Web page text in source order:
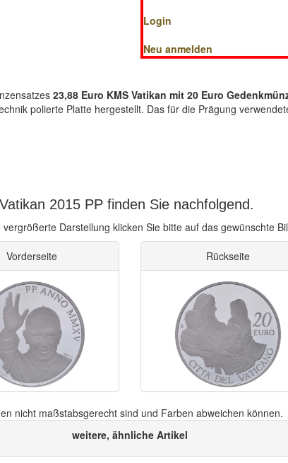
Login
Neu anmelden
23,88 Euro KMS Vatikan mit 20 Euro
polierte Platte hergestellt. Das für die Prägung
2015 PP finden Sie nachfolgend.
vergrößerte Darstellung klicken Sie bitte auf das gewünschte
Vorderseite Rückseite
nicht maßstabsgerecht sind und Farben abweichen können.
weitere, ähnliche Artikel